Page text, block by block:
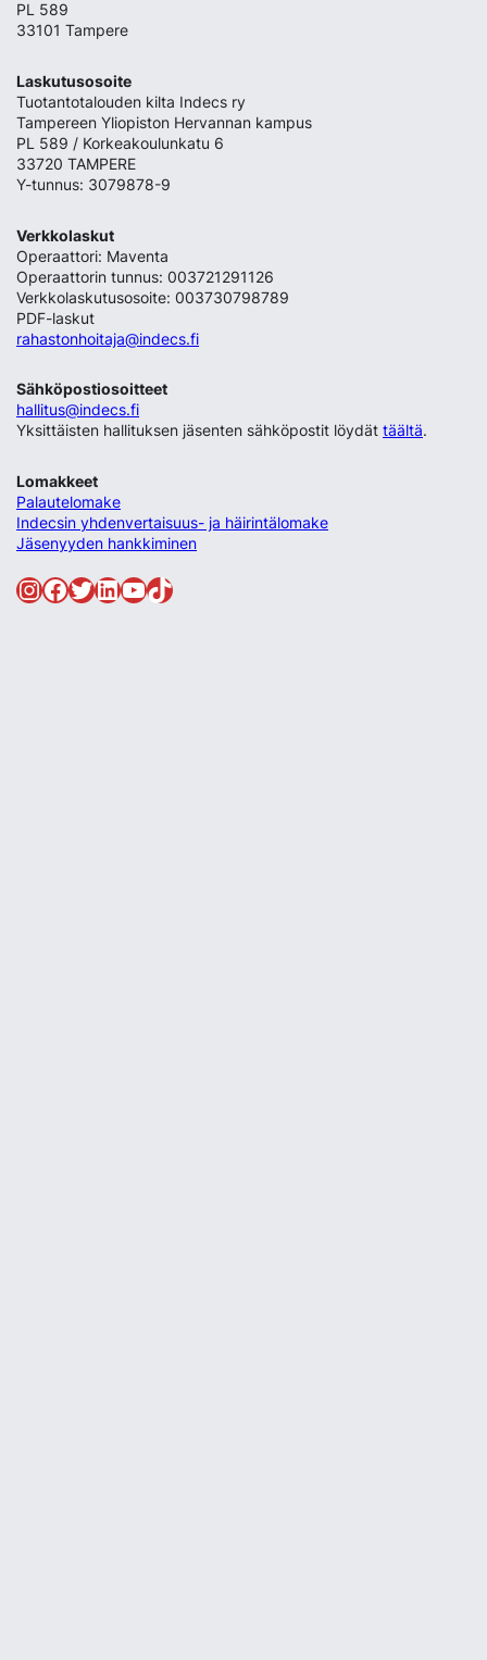
PL 589
33101 Tampere
Laskutusosoite
Tuotantotalouden kilta Indecs ry
Tampereen Yliopiston Hervannan kampus
PL 589 / Korkeakoulunkatu 6
33720 TAMPERE
Y-tunnus: 3079878-9
Verkkolaskut
Operaattori: Maventa
Operaattorin tunnus: 003721291126
Verkkolaskutusosoite: 003730798789
PDF-laskut
rahastonhoitaja@indecs.fi
Sähköpostiosoitteet
hallitus@indecs.fi
Yksittäisten hallituksen jäsenten sähköpostit löydättäältä.
Lomakkeet
Palautelomake
Indecsin yhdenvertaisuus- ja häirintälomake
Jäsenyyden hankkiminen
InstagramFacebook Twitter LinkedIn YouTube TikTok